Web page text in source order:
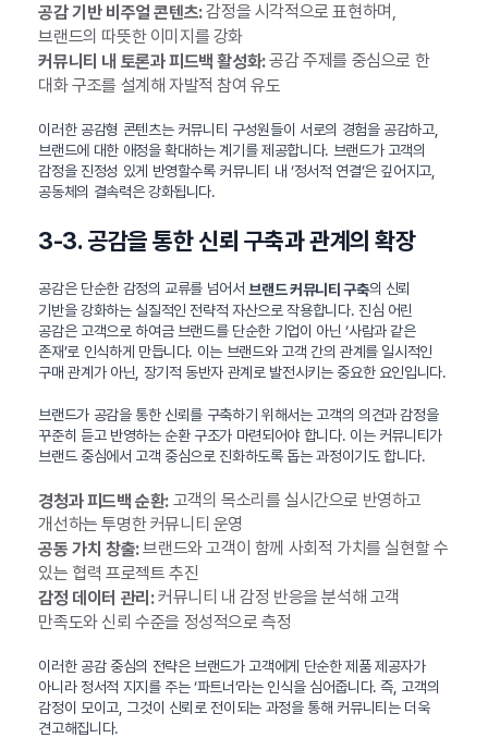
공감 기반 비주얼 콘텐츠:감정을 시각적으로 표현하며,
브랜드의 따뜻한 이미지를 강화
커뮤니티 내 토론과 피드백 활성화:공감 주제를 중심으로 한
대화 구조를 설계해 자발적 참여 유도
이러한 공감형 콘텐츠는 커뮤니티 구성원들이 서로의 경험을 공감하고,
브랜드에 대한 애정을 확대하는 계기를 제공합니다. 브랜드가 고객의
감정을 진정성 있게 반영할수록 커뮤니티 내 ‘정서적 연결’은 깊어지고,
공동체의 결속력은 강화됩니다.
3-3. 공감을 통한 신뢰 구축과 관계의 확장
공감은 단순한 감정의 교류를 넘어서 브랜드 커뮤니티 구축의 신뢰
기반을 강화하는 실질적인 전략적 자산으로 작용합니다. 진심 어린
공감은 고객으로 하여금 브랜드를 단순한 기업이 아닌 ‘사람과 같은
존재’로 인식하게 만듭니다. 이는 브랜드와 고객 간의 관계를 일시적인
구매 관계가 아닌, 장기적 동반자 관계로 발전시키는 중요한 요인입니다.
브랜드가 공감을 통한 신뢰를 구축하기 위해서는 고객의 의견과 감정을
꾸준히 듣고 반영하는 순환 구조가 마련되어야 합니다. 이는 커뮤니티가
브랜드 중심에서 고객 중심으로 진화하도록 돕는 과정이기도 합니다.
경청과 피드백 순환:고객의 목소리를 실시간으로 반영하고
개선하는 투명한 커뮤니티 운영
공동 가치 창출:브랜드와 고객이 함께 사회적 가치를 실현할 수
있는 협력 프로젝트 추진
감정 데이터 관리:커뮤니티 내 감정 반응을 분석해 고객
만족도와 신뢰 수준을 정성적으로 측정
이러한 공감 중심의 전략은 브랜드가 고객에게 단순한 제품 제공자가
아니라 정서적 지지를 주는 ‘파트너’라는 인식을 심어줍니다. 즉, 고객의
감정이 모이고, 그것이 신뢰로 전이되는 과정을 통해 커뮤니티는 더욱
견고해집니다.